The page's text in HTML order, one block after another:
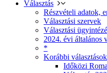
Választás
Részvételi adatok,
Választási szervek
Választási
2024. évi általános
*
Korábbi választások
Időközi